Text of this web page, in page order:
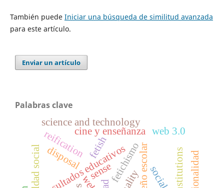
También puede Iniciar una búsqueda de similitud avanzada
para este artículo.
Enviar un artículo
Palabras clave
fetichismo
resultados educativos institutions
fetish
disposal
reificationcine y enseñanza
science and technology
web 3.0
sense